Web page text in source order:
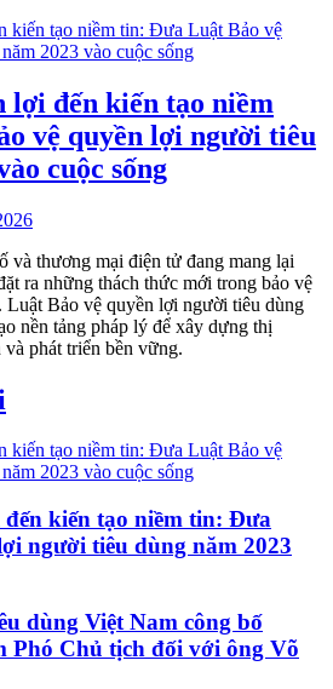
lợi đến kiến tạo niềm
vệ quyền lợi người tiêu
cuộc sống
và thương mại điện tử đang mang lại
ra những thách thức mới trong bảo vệ
Bảo vệ quyền lợi người tiêu dùng
nền tảng pháp lý để xây dựng thị
phát triển bền vững.
kiến tạo niềm tin: Đưa
người tiêu dùng năm 2023
dùng Việt Nam công bố
Phó Chủ tịch đối với ông Võ